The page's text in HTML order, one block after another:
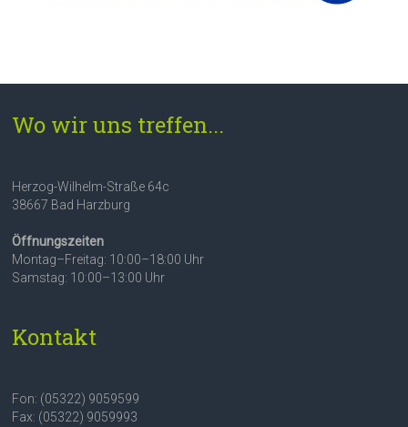
Wo wir uns treffen...
Herzog-Wilhelm-Straße 64c
38667 Bad Harzburg
Öffnungszeiten
Montag–Freitag: 10:00–18:00 Uhr
Samstag: 10:00–13:00 Uhr
Kontakt
Fon: (05322) 9059599
Fax: (05322) 9059993